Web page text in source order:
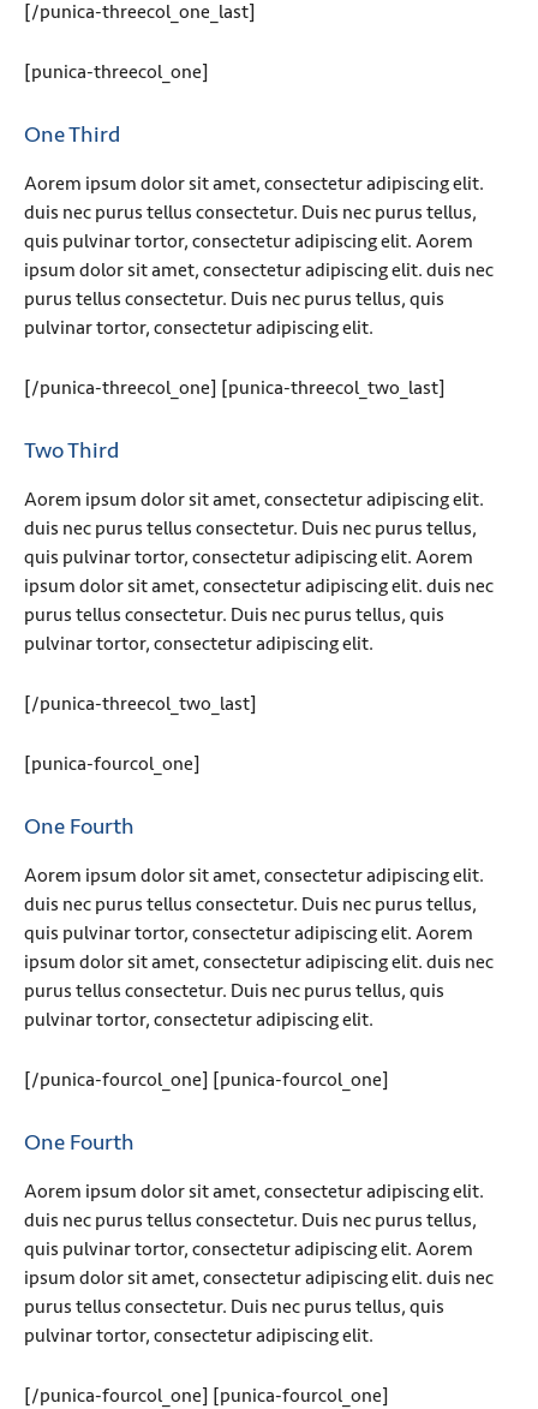
[/punica-threecol_one_last]
[punica-threecol_one]
One Third
Aorem ipsum dolor sit amet, consectetur adipiscing elit.
duis nec purus tellus consectetur. Duis nec purus tellus,
quis pulvinar tortor, consectetur adipiscing elit. Aorem
ipsum dolor sit amet, consectetur adipiscing elit. duis nec
purus tellus consectetur. Duis nec purus tellus, quis
pulvinar tortor, consectetur adipiscing elit.
[/punica-threecol_one] [punica-threecol_two_last]
Two Third
Aorem ipsum dolor sit amet, consectetur adipiscing elit.
duis nec purus tellus consectetur. Duis nec purus tellus,
quis pulvinar tortor, consectetur adipiscing elit. Aorem
ipsum dolor sit amet, consectetur adipiscing elit. duis nec
purus tellus consectetur. Duis nec purus tellus, quis
pulvinar tortor, consectetur adipiscing elit.
[/punica-threecol_two_last]
[punica-fourcol_one]
One Fourth
Aorem ipsum dolor sit amet, consectetur adipiscing elit.
duis nec purus tellus consectetur. Duis nec purus tellus,
quis pulvinar tortor, consectetur adipiscing elit. Aorem
ipsum dolor sit amet, consectetur adipiscing elit. duis nec
purus tellus consectetur. Duis nec purus tellus, quis
pulvinar tortor, consectetur adipiscing elit.
[/punica-fourcol_one] [punica-fourcol_one]
One Fourth
Aorem ipsum dolor sit amet, consectetur adipiscing elit.
duis nec purus tellus consectetur. Duis nec purus tellus,
quis pulvinar tortor, consectetur adipiscing elit. Aorem
ipsum dolor sit amet, consectetur adipiscing elit. duis nec
purus tellus consectetur. Duis nec purus tellus, quis
pulvinar tortor, consectetur adipiscing elit.
[/punica-fourcol_one] [punica-fourcol_one]